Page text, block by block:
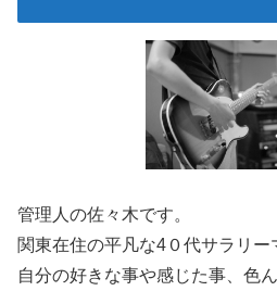
管理人の佐々木です。
関東在住の平凡な4０代サラリー
自分の好きな事や感じた事、色